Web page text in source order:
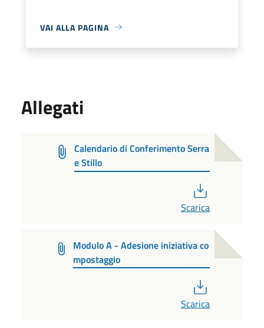
VAI ALLA PAGINA
Allegati
Calendario di Conferimento Serra
e Stillo
Scarica
Modulo A - Adesione iniziativa co
mpostaggio
Scarica